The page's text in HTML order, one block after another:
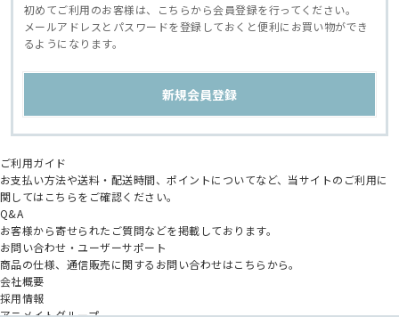
初めてご利用のお客様は、こちらから会員登録を行ってください。
メールアドレスとパスワードを登録しておくと便利にお買い物ができ
るようになります。
ご利用ガイド
お支払い方法や送料・配送時間、ポイントについてなど、当サイトのご利用に
関してはこちらをご確認ください。
Q&A
お客様から寄せられたご質問などを掲載しております。
お問い合わせ・ユーザーサポート
商品の仕様、通信販売に関するお問い合わせはこちらから。
会社概要
採用情報